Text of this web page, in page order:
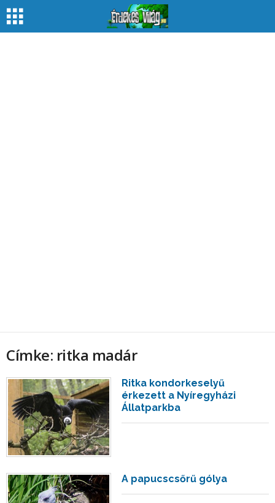
Címke: ritka madár
Ritka kondorkeselyű
érkezett a Nyíregyházi
Állatparkba
A papucscsőrű gólya